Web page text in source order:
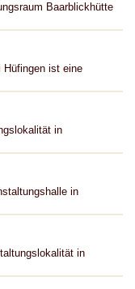
Baarblickhütte
Hüfingen ist eine
in
in
in